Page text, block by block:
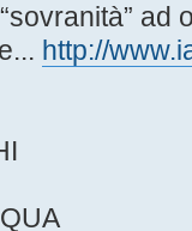
ad
http://